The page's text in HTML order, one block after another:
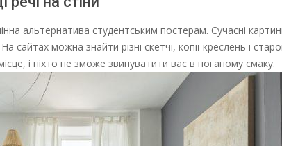
альтернатива студентським постерам. Сучасні
сайтах можна знайти різні скетчі, копії креслень і
і ніхто не зможе звинуватити вас в поганому смаку.